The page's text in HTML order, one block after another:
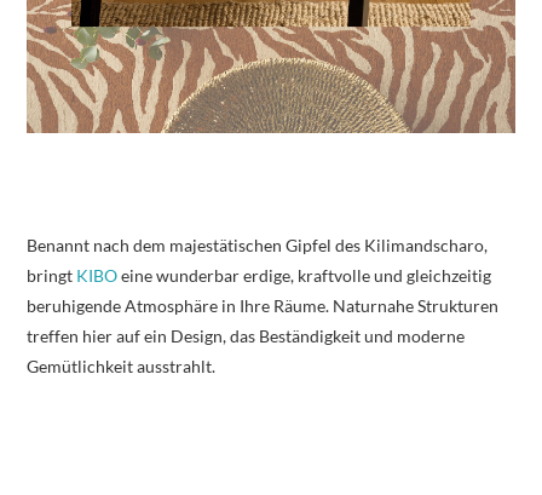
Benannt nach dem majestätischen Gipfel des Kilimandscharo,
bringt KIBOeine wunderbar erdige, kraftvolle und gleichzeitig
beruhigende Atmosphäre in Ihre Räume. Naturnahe Strukturen
treffen hier auf ein Design, das Beständigkeit und moderne
Gemütlichkeit ausstrahlt.